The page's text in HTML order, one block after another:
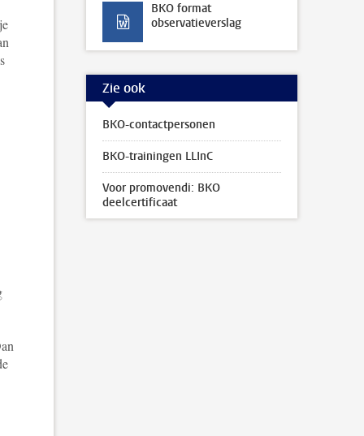
BKO format
observatieverslag
Zie ook
BKO-contactpersonen
BKO-trainingen LLInC
Voor promovendi: BKO
deelcertificaat